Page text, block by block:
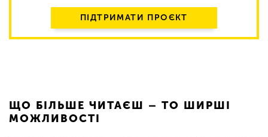
ПІДТРИМАТИ ПРОЄКТ
ЩО БІЛЬШЕ ЧИТАЄШ – ТО ШИРШІ
МОЖЛИВОСТІ